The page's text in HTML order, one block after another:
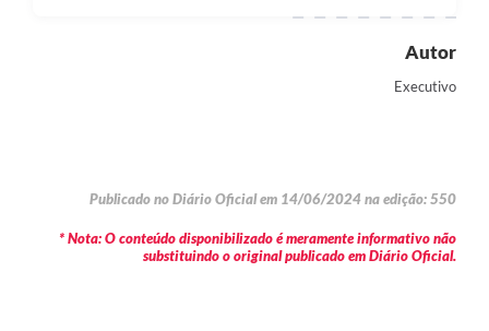
Autor
Executivo
Publicado no Diário Oficial em 14/06/2024 na edição: 550
* Nota: O conteúdo disponibilizado é meramente informativo não
substituindo o original publicado em Diário Oficial.